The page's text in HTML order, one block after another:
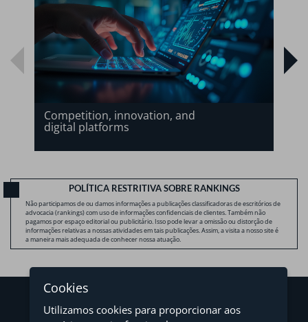
Competition, innovation, and
digital platforms
POLÍTICA RESTRITIVA SOBRE RANKINGS
Não participamos de ou damos informações a publicações classificadoras de escritórios de
advocacia (rankings) com uso de informações confidenciais de clientes. Também não
pagamos por espaço editorial ou publicitário. Isso pode levar a omissão ou distorção de
informações relativas a nossas atividades em tais publicações. Assim, a visita a nosso site é
a maneira mais adequada de conhecer nossa atuação.
Cookies
Utilizamos cookies para proporcionar aos